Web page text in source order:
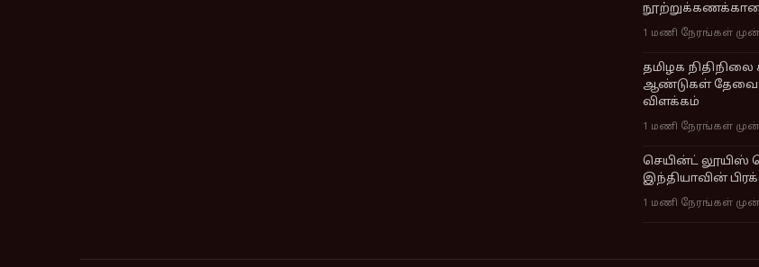
1 மணி நேரங்கள்
தமிழக
ஆண்டுகள் தேவை:
விளக்கம்
1 மணி நேரங்கள்
செயின்ட் லூயிஸ்
இந்தியாவின்
1 மணி நேரங்கள்